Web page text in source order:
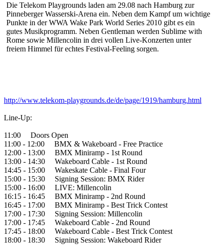
Die Telekom Playgrounds laden am 29.08 nach Hamburg zur
Pinneberger Wasserski-Arena ein. Neben dem Kampf um wichtige
Punkte in der WWA Wake Park World Series 2010 gibt es ein
gutes Musikprogramm. Neben Gentleman werden Sublime with
Rome sowie Millencolin in drei vollen Live-Konzerten unter
freiem Himmel für echtes Festival-Feeling sorgen.
http://www.telekom-playgrounds.de/de/page/1919/hamburg.html
Line-Up:
11:00 Doors Open
11:00 - 12:00 BMX & Wakeboard - Free Practice
12:00 - 13:00 BMX Miniramp - 1st Round
13:00 - 14:30 Wakeboard Cable - 1st Round
14:45 - 15:00 Wakeskate Cable - Final Four
15:00 - 15:30 Signing Session: BMX Rider
15:00 - 16:00 LIVE: Millencolin
16:15 - 16:45 BMX Miniramp - 2nd Round
16:45 - 17:00 BMX Miniramp - Best Trick Contest
17:00 - 17:30 Signing Session: Millencolin
17:00 - 17:45 Wakeboard Cable - 2nd Round
17:45 - 18:00 Wakeboard Cable - Best Trick Contest
18:00 - 18:30 Signing Session: Wakeboard Rider